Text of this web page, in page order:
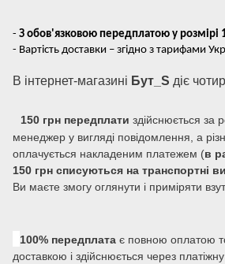
- З обов'язковою передплатою у розмірі
- Вартість доставки – згідно з тарифами
В інтернет-магазині Бут_S діє
150 грн передплати здійснюється за
менеджер у вигляді повідомлення, а
оплачується накладеним платежем (в
150 грн списуються на транспортні
Ви маєте змогу оглянути і приміряти
100% передплата є повною оплатою
доставкою і здійснюється через